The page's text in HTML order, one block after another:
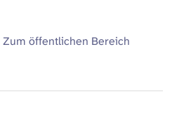
Zum öffentlichen Bereich